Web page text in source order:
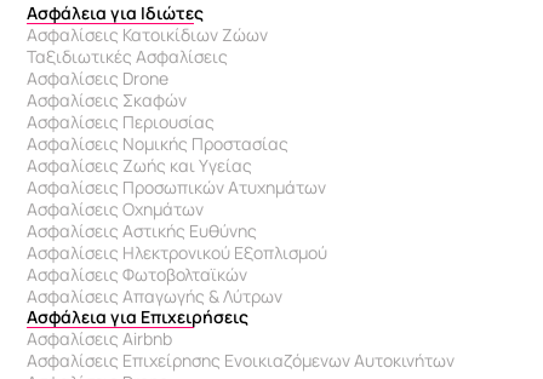
Ασφάλεια για Ιδιώτες
Ασφαλίσεις Κατοικίδιων Ζώων
Ταξιδιωτικές Ασφαλίσεις
Ασφαλίσεις Drone
Ασφαλίσεις Σκαφών
Ασφαλίσεις Περιουσίας
Ασφαλίσεις Νομικής Προστασίας
Ασφαλίσεις Ζωής και Υγείας
Ασφαλίσεις Προσωπικών Ατυχημάτων
Ασφαλίσεις Οχημάτων
Ασφαλίσεις Αστικής Ευθύνης
Ασφαλίσεις Ηλεκτρονικού Εξοπλισμού
Ασφαλίσεις Φωτοβολταϊκών
Ασφαλίσεις Απαγωγής & Λύτρων
Ασφάλεια για Επιχειρήσεις
Ασφαλίσεις Airbnb
Ασφαλίσεις Επιχείρησης Ενοικιαζόμενων Αυτοκινήτων